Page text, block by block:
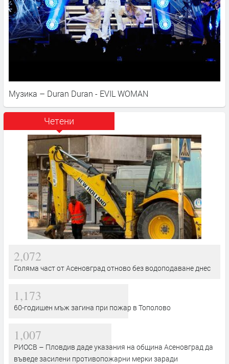
Музика – Duran Duran - EVIL WOMAN
Четени
2,072
Голяма част от Асеновград отново без водоподаване днес
1,173
60-годишен мъж загина при пожар в Тополово
1,007
РИОСВ – Пловдив даде указания на община Асеновград да
въведе засилени противопожарни мерки заради